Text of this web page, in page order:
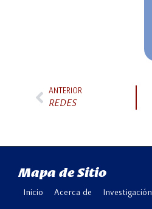
ANTERIOR
REDES
Mapa de Sitio
Inicio Acerca de Investigación